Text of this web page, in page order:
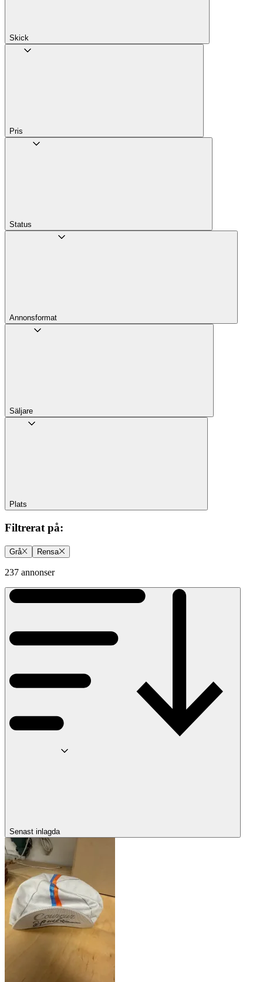
Skick
Pris
Status
Annons­format
Säljare
Plats
Filtrerat på:
Grå Rensa
237 annonser
Senast inlagda